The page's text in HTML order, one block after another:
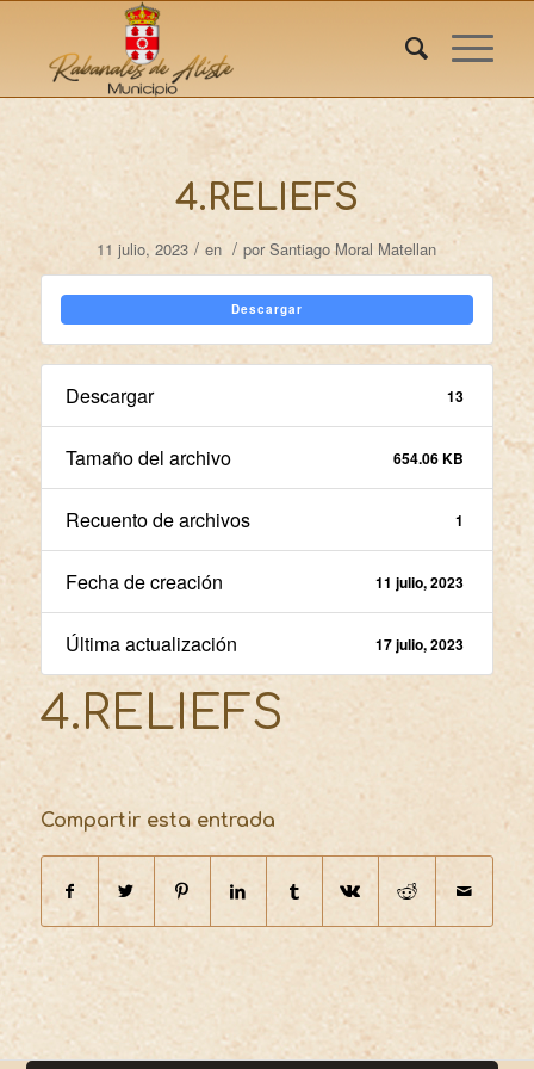
4.RELIEFS
11 julio, 2023 / en / porSantiago Moral Matellan
Descargar
Descargar 13
Tamaño del archivo 654.06 KB
Recuento de archivos 1
Fecha de creación 11 julio, 2023
Última actualización 17 julio, 2023
4.RELIEFS
Compartir esta entrada